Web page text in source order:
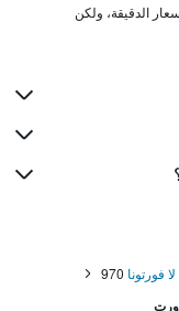
لا فورتونا 970